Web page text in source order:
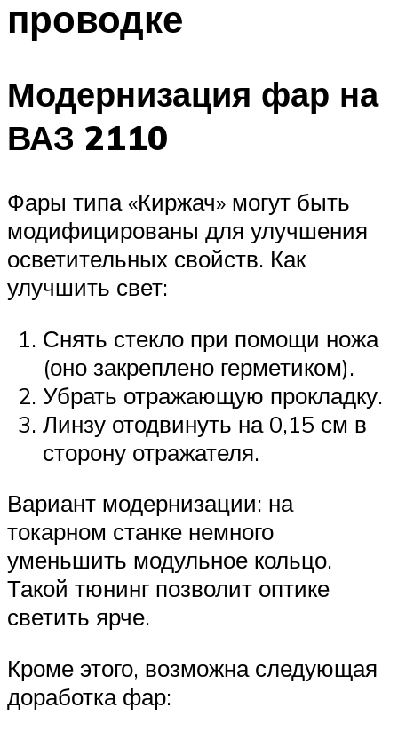
проводке
Модернизация фар на
ВАЗ 2110
Фары типа «Киржач» могут быть
модифицированы для улучшения
осветительных свойств. Как
улучшить свет:
Снять стекло при помощи ножа
(оно закреплено герметиком).
Убрать отражающую прокладку.
Линзу отодвинуть на 0,15 см в
сторону отражателя.
Вариант модернизации: на
токарном станке немного
уменьшить модульное кольцо.
Такой тюнинг позволит оптике
светить ярче.
Кроме этого, возможна следующая
доработка фар: